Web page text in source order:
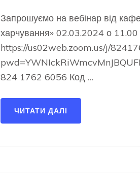
Запрошуємо на вебінар від
харчування» 02.03.2024 о
https://us02web.zoom.us/j/
824 1762 6056 Код …
ЧИТАТИ ДАЛІ